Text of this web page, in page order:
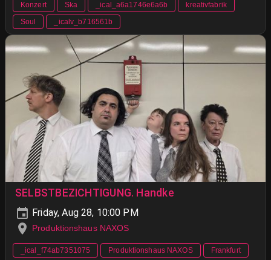
Konzert Ska _ical_a6a1746e6a6b
kreativfabrik
Soul
_icalv_b716561b
SELBSTBEZICHTIGUNG. Handke
Friday, Aug 28, 10:00 PM
Produktionshaus NAXOS
_ical_f74ab7351075 Produktionshaus NAXOS
Frankfurt